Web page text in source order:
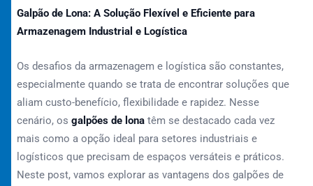
Galpão de Lona: A Solução Flexível e Eficiente para
Armazenagem Industrial e Logística
Os desafios da armazenagem e logística são constantes,
especialmente quando se trata de encontrar soluções que
aliam custo-benefício, flexibilidade e rapidez. Nesse
cenário, os galpões de lona têm se destacado cada vez
mais como a opção ideal para setores industriais e
logísticos que precisam de espaços versáteis e práticos.
Neste post, vamos explorar as vantagens dos galpões de